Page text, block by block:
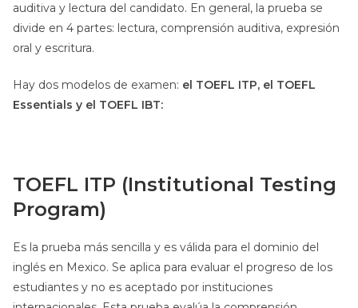
auditiva y lectura del candidato. En general, la prueba se
divide en 4 partes: lectura, comprensión auditiva, expresión
oral y escritura.
Hay dos modelos de examen: el TOEFL ITP, el TOEFL
Essentials y el TOEFL IBT:
TOEFL ITP (Institutional Testing
Program)
Es la prueba más sencilla y es válida para el dominio del
inglés en Mexico. Se aplica para evaluar el progreso de los
estudiantes y no es aceptado por instituciones